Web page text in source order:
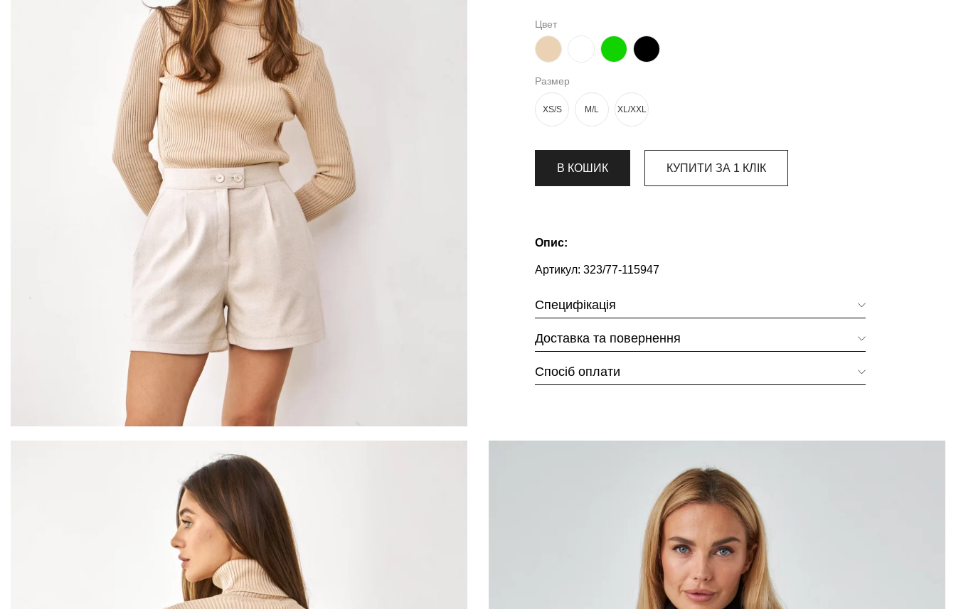
Цвет
Размер
XS/S M/L XL/XXL
В КОШИК КУПИТИ ЗА 1 КЛIК
Опис:
Артикул: 323/77-115947
Специфікація
Доставка та повернення
Спосіб оплати